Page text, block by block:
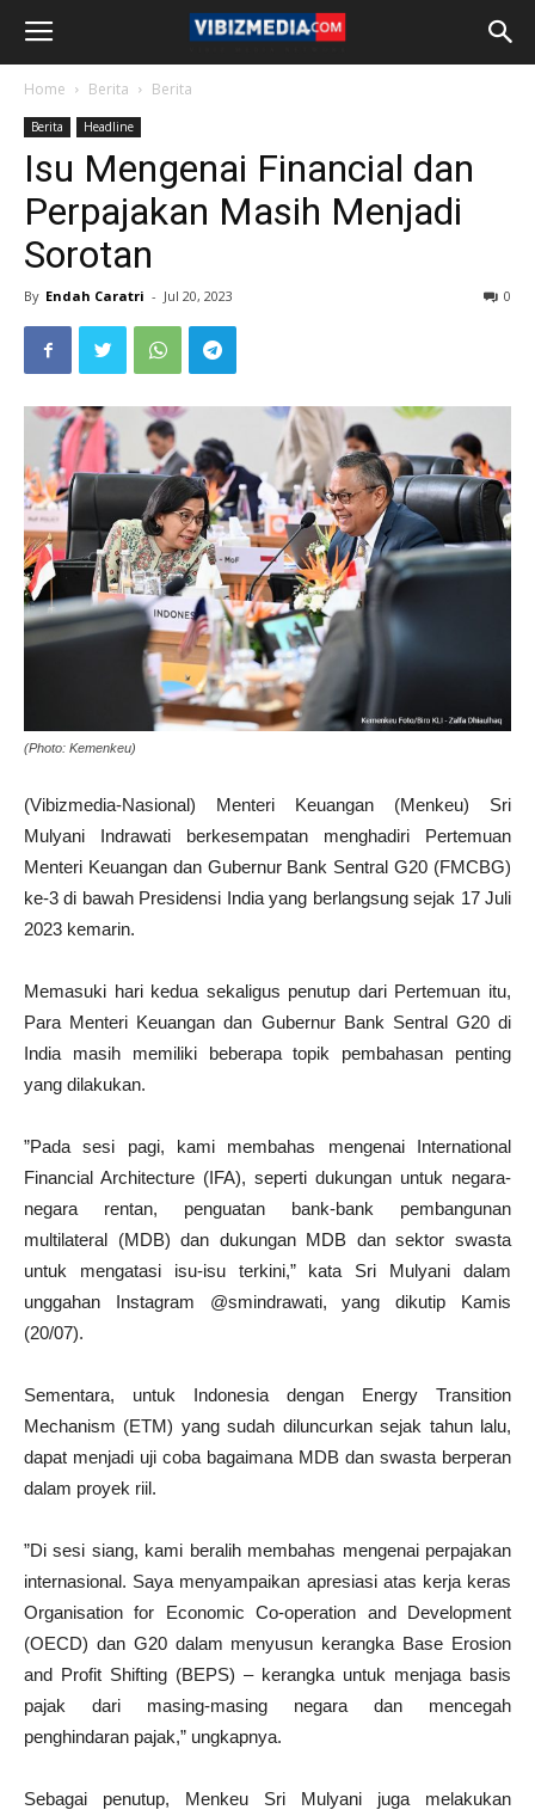
Home Berita Berita
Berita Headline
Isu Mengenai Financial dan
Perpajakan Masih Menjadi
Sorotan
By Endah Caratri - Jul 20, 2023 0
(Photo: Kemenkeu)
(Vibizmedia-Nasional) Menteri Keuangan (Menkeu) Sri
Mulyani Indrawati berkesempatan menghadiri Pertemuan
Menteri Keuangan dan Gubernur Bank Sentral G20 (FMCBG)
ke-3 di bawah Presidensi India yang berlangsung sejak 17 Juli
2023 kemarin.
Memasuki hari kedua sekaligus penutup dari Pertemuan itu,
Para Menteri Keuangan dan Gubernur Bank Sentral G20 di
India masih memiliki beberapa topik pembahasan penting
yang dilakukan.
”Pada sesi pagi, kami membahas mengenai International
Financial Architecture (IFA), seperti dukungan untuk negara-
negara rentan, penguatan bank-bank pembangunan
multilateral (MDB) dan dukungan MDB dan sektor swasta
untuk mengatasi isu-isu terkini,” kata Sri Mulyani dalam
unggahan Instagram @smindrawati, yang dikutip Kamis
(20/07).
Sementara, untuk Indonesia dengan Energy Transition
Mechanism (ETM) yang sudah diluncurkan sejak tahun lalu,
dapat menjadi uji coba bagaimana MDB dan swasta berperan
dalam proyek riil.
”Di sesi siang, kami beralih membahas mengenai perpajakan
internasional. Saya menyampaikan apresiasi atas kerja keras
Organisation for Economic Co-operation and Development
(OECD) dan G20 dalam menyusun kerangka Base Erosion
and Profit Shifting (BEPS) – kerangka untuk menjaga basis
pajak dari masing-masing negara dan mencegah
penghindaran pajak,” ungkapnya.
Sebagai penutup, Menkeu Sri Mulyani juga melakukan